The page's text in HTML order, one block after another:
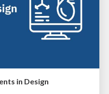
in Design